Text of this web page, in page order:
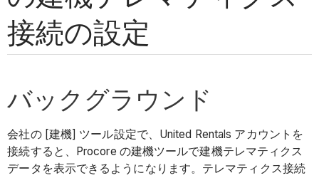
接続の設定
バックグラウンド
会社の [建機] ツール設定で、United Rentals アカウントを
接続すると、Procore の建機ツールで建機テレマティクス
データを表示できるようになります。テレマティクス接続